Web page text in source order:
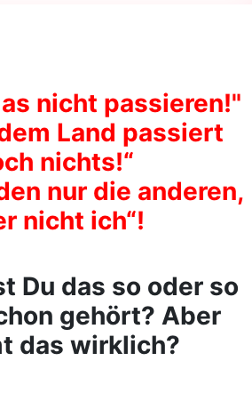
nicht passieren!"
Land passiert
nichts!“
nur die anderen,
nicht ich“!
Du das so oder so
gehört? Aber
das wirklich?